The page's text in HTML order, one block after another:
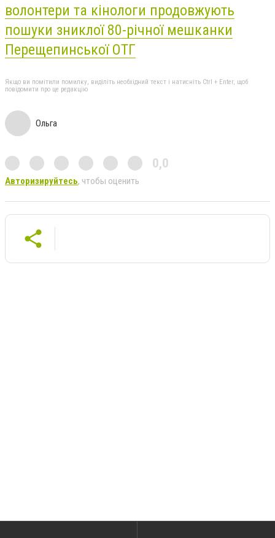
волонтери та кінологи продовжують
пошуки зниклої 80-річної мешканки
Перещепинської ОТГ
Якщо ви помітили помилку, виділіть необхідний текст і натисніть Ctrl + Enter, щоб
повідомити про це редакцію
Ольга
0,0
Авторизируйтесь, чтобы оценить